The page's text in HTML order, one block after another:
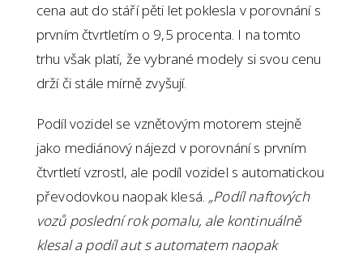
cena aut do stáří pěti let poklesla v porovnání s
prvním čtvrtletím o 9,5 procenta. I na tomto
trhu však platí, že vybrané modely si svou cenu
drží či stále mírně zvyšují.
Podíl vozidel se vznětovým motorem stejně
jako mediánový nájezd v porovnání s prvním
čtvrtletí vzrostl, ale podíl vozidel s automatickou
převodovkou naopak klesá. „Podíl naftových
vozů poslední rok pomalu, ale kontinuálně
klesal a podíl aut s automatem naopak